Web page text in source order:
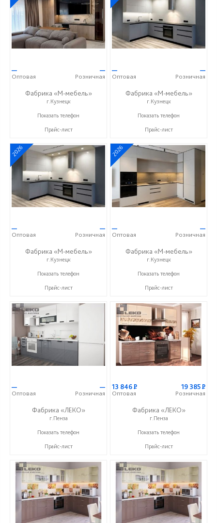
—
Оптовая
—
Розничная
Фабрика «М-мебель»
г.Кузнецк
+7 (902) 349-19-19
Показать телефон
Прайс-лист
—
Оптовая
—
Розничная
Фабрика «М-мебель»
г.Кузнецк
+7 (902) 349-19-19
Показать телефон
Прайс-лист
2026
—
Оптовая
—
Розничная
Фабрика «М-мебель»
г.Кузнецк
+7 (902) 349-19-19
Показать телефон
Прайс-лист
2026
—
Оптовая
—
Розничная
Фабрика «М-мебель»
г.Кузнецк
+7 (902) 349-19-19
Показать телефон
Прайс-лист
—
Оптовая
—
Розничная
Фабрика «ЛЕКО»
г.Пенза
+7 (800) 222-93-90
Показать телефон
Прайс-лист
13 846Р
Оптовая
19 385Р
Розничная
Фабрика «ЛЕКО»
г.Пенза
+7 (800) 222-93-90
Показать телефон
Прайс-лист